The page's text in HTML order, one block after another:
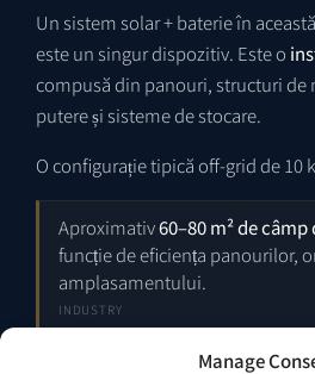
Manage
Un sistem solar + baterie în
este un singur dispozitiv. Este o
compusă din panouri, structuri de
putere și sisteme de stocare.
O configurație tipică off-grid de 10
Aproximativ60–80 m² de
funcție de eficiența panourilor,
amplasamentului.
INDUSTRY
3–5 structuri de montajîn